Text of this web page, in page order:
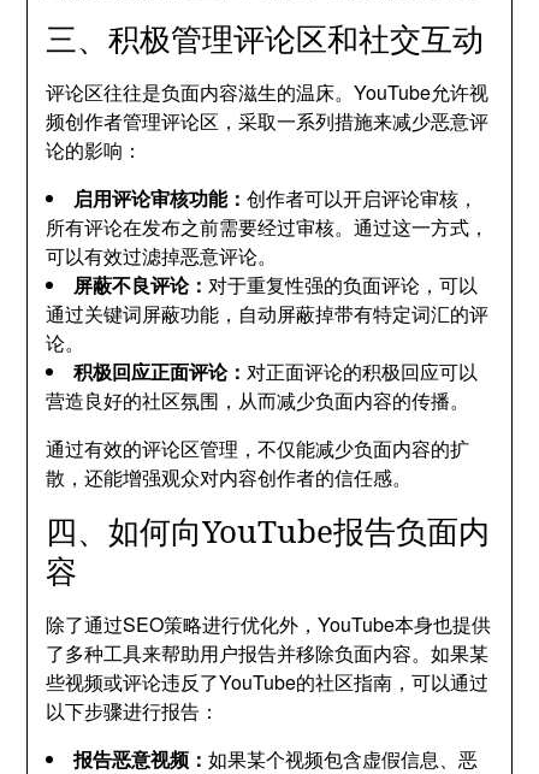
三、积极管理评论区和社交互动
评论区往往是负面内容滋生的温床。YouTube允许视
频创作者管理评论区，采取一系列措施来减少恶意评
论的影响：
启用评论审核功能：创作者可以开启评论审核，
所有评论在发布之前需要经过审核。通过这一方式，
可以有效过滤掉恶意评论。
屏蔽不良评论：对于重复性强的负面评论，可以
通过关键词屏蔽功能，自动屏蔽掉带有特定词汇的评
论。
积极回应正面评论：对正面评论的积极回应可以
营造良好的社区氛围，从而减少负面内容的传播。
通过有效的评论区管理，不仅能减少负面内容的扩
散，还能增强观众对内容创作者的信任感。
四、如何向YouTube报告负面内
容
除了通过SEO策略进行优化外，YouTube本身也提供
了多种工具来帮助用户报告并移除负面内容。如果某
些视频或评论违反了YouTube的社区指南，可以通过
以下步骤进行报告：
报告恶意视频：如果某个视频包含虚假信息、恶